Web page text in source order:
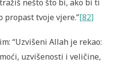
nešto što bi, ako bi ti
propast tvoje vjere.”[82]
“Uzvišeni Allah je rekao:
uzvišenosti i veličine,